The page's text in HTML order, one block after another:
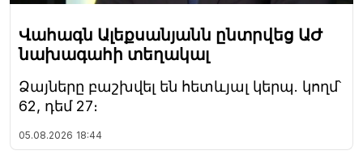
Վահագն Ալեքսանյանն ընտրվեց ԱԺ
նախագահի տեղակալ
Ձայները բաշխվել են հետևյալ կերպ. կողմ՝
62, դեմ 27։
05.08.2026 18:44